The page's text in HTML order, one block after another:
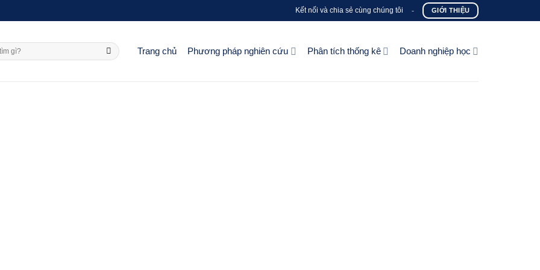
Kết nối và chia sẻ cùng chúng tôi - GIỚI THIỆU
Trang chủ Phương pháp nghiên cứu Phân tích thống kê Doanh nghiệp học